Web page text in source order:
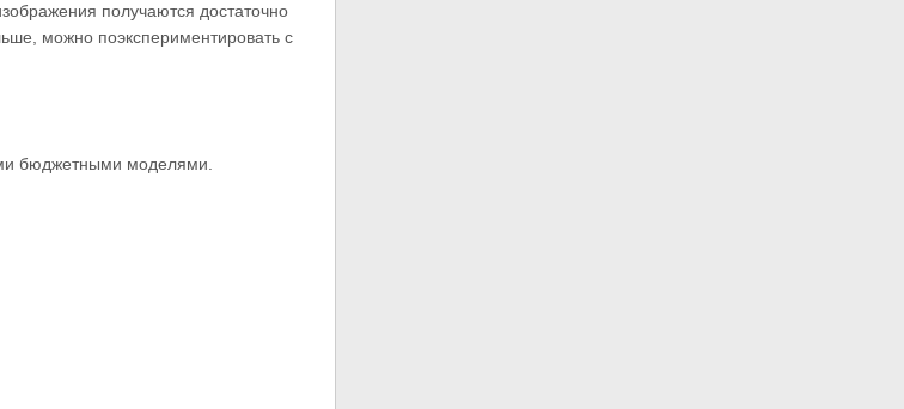
получаются достаточно
можно поэкспериментировать с
бюджетными моделями.